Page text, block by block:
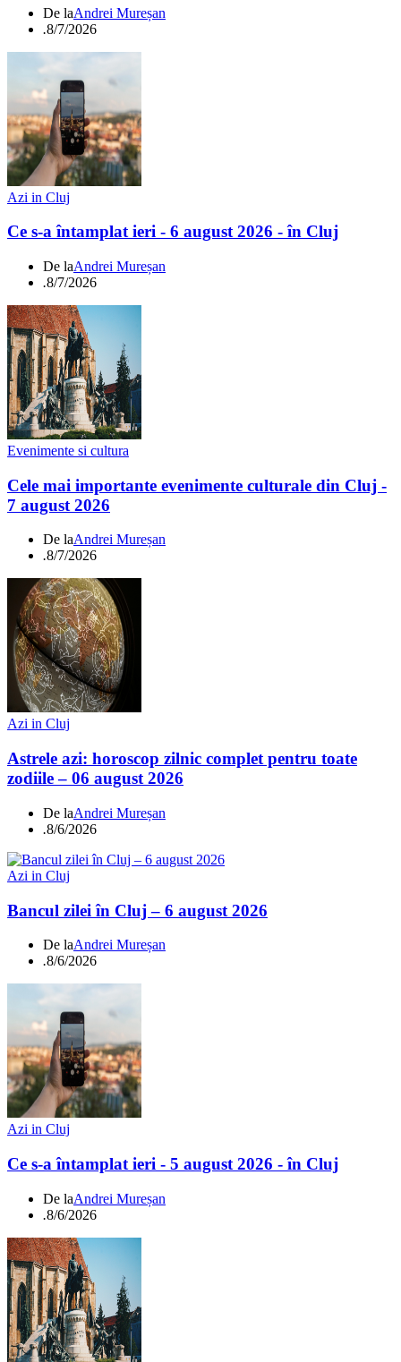
De laAndrei Mureșan
.8/7/2026
Azi in Cluj
Ce s-a întamplat ieri - 6 august 2026 - în Cluj
De laAndrei Mureșan
.8/7/2026
Evenimente si cultura
Cele mai importante evenimente culturale din Cluj -
7 august 2026
De laAndrei Mureșan
.8/7/2026
Azi in Cluj
Astrele azi: horoscop zilnic complet pentru toate
zodiile – 06 august 2026
De laAndrei Mureșan
.8/6/2026
Azi in Cluj
Bancul zilei în Cluj – 6 august 2026
De laAndrei Mureșan
.8/6/2026
Azi in Cluj
Ce s-a întamplat ieri - 5 august 2026 - în Cluj
De laAndrei Mureșan
.8/6/2026